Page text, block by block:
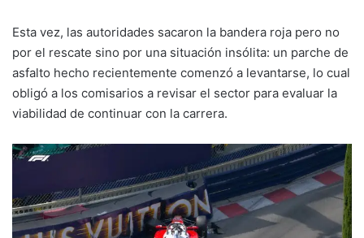
Esta vez, las autoridades sacaron la bandera roja pero no
por el rescate sino por una situación insólita: un parche de
asfalto hecho recientemente comenzó a levantarse, lo cual
obligó a los comisarios a revisar el sector para evaluar la
viabilidad de continuar con la carrera.